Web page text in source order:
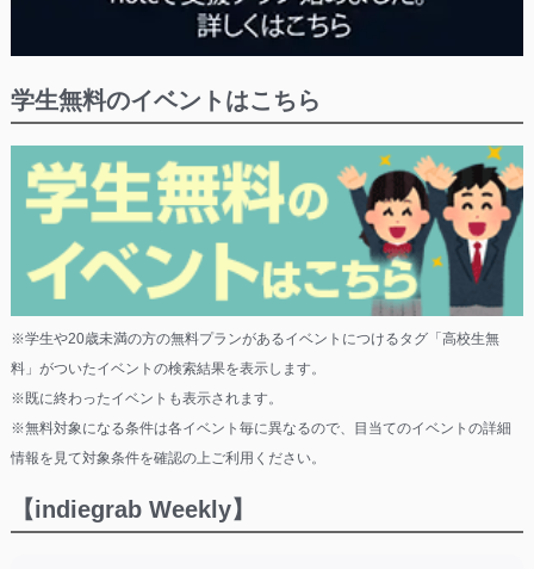
学生無料のイベントはこちら
※学生や20歳未満の方の無料プランがあるイベントにつけるタグ「高校生無
料」がついたイベントの検索結果を表示します。
※既に終わったイベントも表示されます。
※無料対象になる条件は各イベント毎に異なるので、目当てのイベントの詳細
情報を見て対象条件を確認の上ご利用ください。
【indiegrab Weekly】